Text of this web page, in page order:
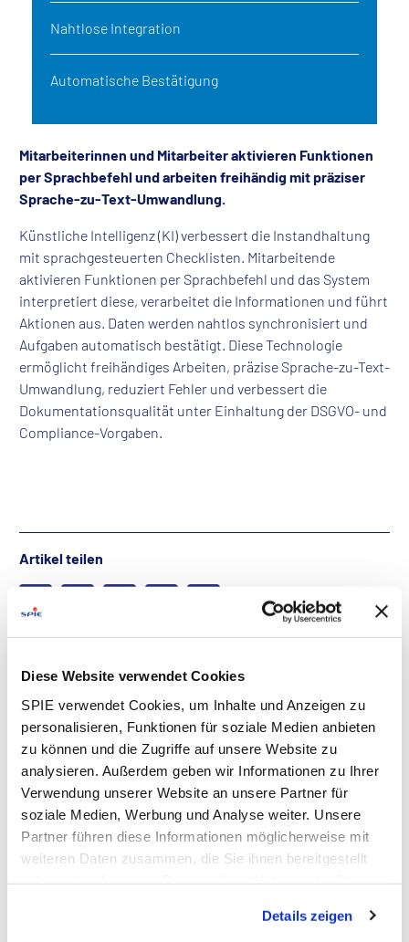
Diese Website verwendet Cookies
SPIE verwendet Cookies, um Inhalte und Anzeigen zu
personalisieren, Funktionen für soziale Medien anbieten
zu können und die Zugriffe auf unsere Website zu
analysieren. Außerdem geben wir Informationen zu Ihrer
Verwendung unserer Website an unsere Partner für
soziale Medien, Werbung und Analyse weiter. Unsere
Partner führen diese Informationen möglicherweise mit
weiteren Daten zusammen, die Sie ihnen bereitgestellt
Verarbeitung Ihrer Daten in den USA ein. Alle weiteren
Details zeigen
Nahtlose Integration
Automatische Bestätigung
Mitarbeiterinnen und Mitarbeiter aktivieren Funktionen
per Sprachbefehl und arbeiten freihändig mit präziser
Sprache-zu-Text-Umwandlung.
Künstliche Intelligenz (KI) verbessert die Instandhaltung
mit sprachgesteuerten Checklisten. Mitarbeitende
aktivieren Funktionen per Sprachbefehl und das System
interpretiert diese, verarbeitet die Informationen und führt
Aktionen aus. Daten werden nahtlos synchronisiert und
Aufgaben automatisch bestätigt. Diese Technologie
ermöglicht freihändiges Arbeiten, präzise Sprache-zu-Text-
Umwandlung, reduziert Fehler und verbessert die
Dokumentationsqualität unter Einhaltung der DSGVO- und
Compliance-Vorgaben.
Artikel teilen
USE CASES
Energy Efficiency GPT (E² GPT)